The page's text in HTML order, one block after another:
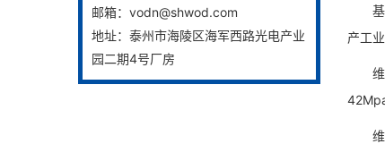
邮箱： vodn@shwod.com
地址： 泰州市海陵区海军西路光电产业
园二期4号厂房
基础
产工
维度
维度